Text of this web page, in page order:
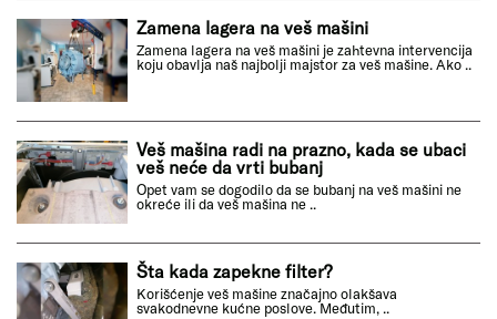
Zamena lagera na veš mašini
Zamena lagera na veš mašini je zahtevna intervencija
koju obavlja naš najbolji majstor za veš mašine. Ako ..
Veš mašina radi na prazno, kada se ubaci
veš neće da vrti bubanj
Opet vam se dogodilo da se bubanj na veš mašini ne
okreće ili da veš mašina ne ..
Šta kada zapekne filter?
Korišćenje veš mašine značajno olakšava
svakodnevne kućne poslove. Međutim, ..